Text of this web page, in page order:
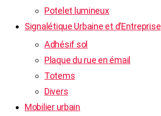
Potelet lumineux
Signalétique Urbaine et d’Entreprise
Adhésif sol
Plaque du rue en émail
Totems
Divers
Mobilier urbain